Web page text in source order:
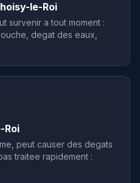
le-Roi
survenir a tout moment :
degat des eaux,
Roi
peut causer des degats
traitee rapidement :